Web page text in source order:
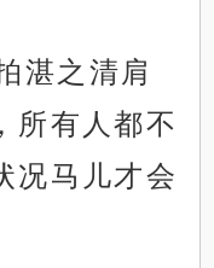
湛之清肩
所有人都不
况马儿才会